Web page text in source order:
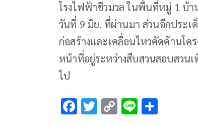
โรงไฟฟ้าชีวมวล ในพื้นที่หมู่ 1 บ้า
วันที่ 9 มิย. ที่ผ่านมา ส่วนอีกประเ
ก่อสร้างและเคลื่อนไหวคัดค้านโค
หน้าที่อยู่ระหว่างสืบสวนสอบสวน
ไป
F T C Li